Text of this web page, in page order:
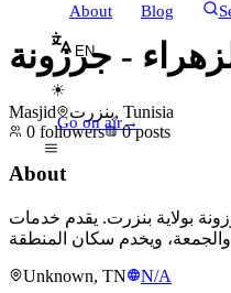
About
Blog
EN
☀
Go on air→
- جرزونة
Masjid
بنزرت, Tunisia
0 followers 0 posts
About
بولاية بنزرت. يقدم خدمات
Unknown, TN
N/A